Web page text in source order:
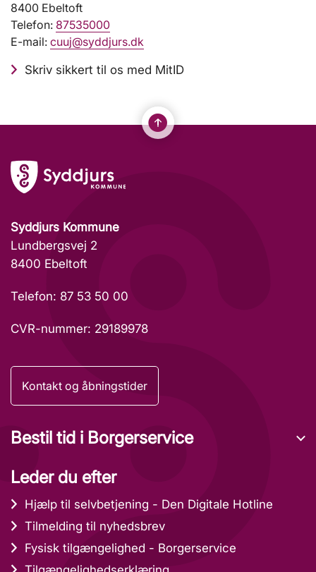
8400 Ebeltoft
Telefon: 87535000
E-mail: cuuj@syddjurs.dk
Skriv sikkert til os med MitID
Syddjurs Kommune
Lundbergsvej 2
8400 Ebeltoft
Telefon: 87 53 50 00
CVR-nummer: 29189978
Kontakt og åbningstider
Bestil tid i Borgerservice
Leder du efter
Hjælp til selvbetjening - Den Digitale Hotline
Tilmelding til nyhedsbrev
Fysisk tilgængelighed - Borgerservice